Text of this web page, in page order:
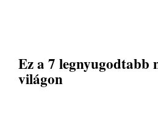
Ez a 7 legnyugodtabb
világon